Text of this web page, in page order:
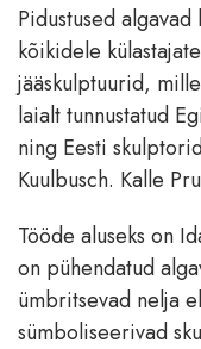
Pidustused
kõikidele
jääskulptuurid,
laialt tunnustatud
ning Eesti
Kuulbusch. Kalle
Tööde aluseks on
on pühendatud
ümbritsevad nelja
sümboliseerivad